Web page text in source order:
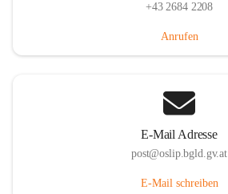
+43 2684 2208
Anrufen
E-Mail Adresse
post@oslip.bgld.gv.at
E-Mail schreiben